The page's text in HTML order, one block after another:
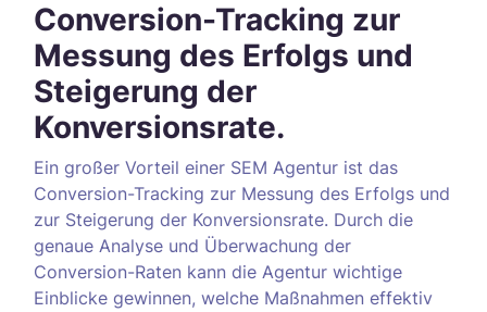
Conversion-Tracking zur
Messung des Erfolgs und
Steigerung der
Konversionsrate.
Ein großer Vorteil einer SEM Agentur ist das
Conversion-Tracking zur Messung des Erfolgs und
zur Steigerung der Konversionsrate. Durch die
genaue Analyse und Überwachung der
Conversion-Raten kann die Agentur wichtige
Einblicke gewinnen, welche Maßnahmen effektiv